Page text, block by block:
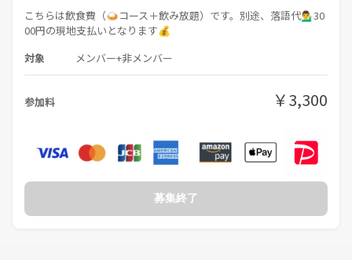
✅ 落語家さんと直接話してみたい方💁‍♂️
✅ ごはんとお酒を楽しみながら自然に交流したい方🍛
✅ 初対面同士でも会話のきっかけがある会が好きな方✨
✅ 落語好き・寄席好きで、噺家さんとの交流にも興味がある方💭
る方🚃
おひとり参加も大歓迎♪ 女性のご参加🙆‍♀️も大歓迎です✨
年齢制限特になし！
こちらは飲食費（🍛コース＋飲み放題）です。別途、落語代💁‍♂️30
00円の現地支払いとなります💰
対象 メンバー+非メンバー
参加料 ￥3,300
募集終了